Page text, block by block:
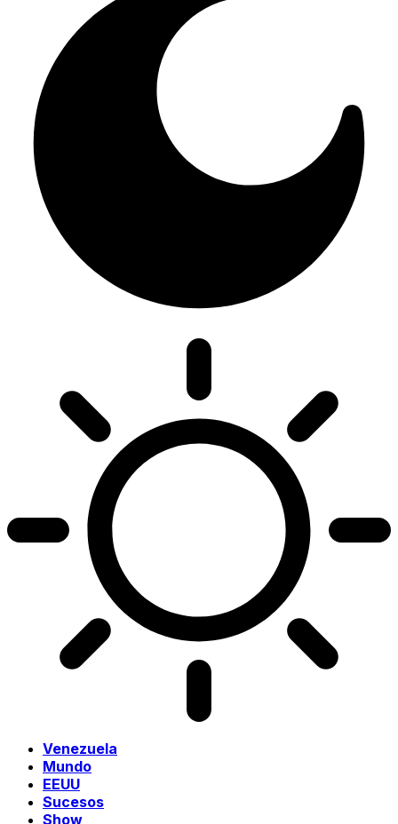
Venezuela
Mundo
EEUU
Sucesos
Show